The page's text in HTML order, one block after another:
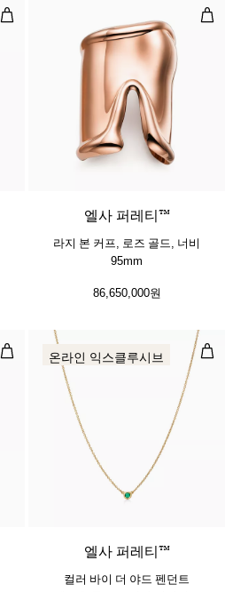
라지 본 커프, 로즈 골드, 너비 95mm
라
엘사 퍼레티™
라지 본 커프, 로즈 골드, 너비
95mm
86,650,000원
컬러 바이 더 야드 에메랄드 브레이
2 소재
컬
온라인 익스클루시브
엘사 퍼레티™
컬러 바이 더 야드 펜던트